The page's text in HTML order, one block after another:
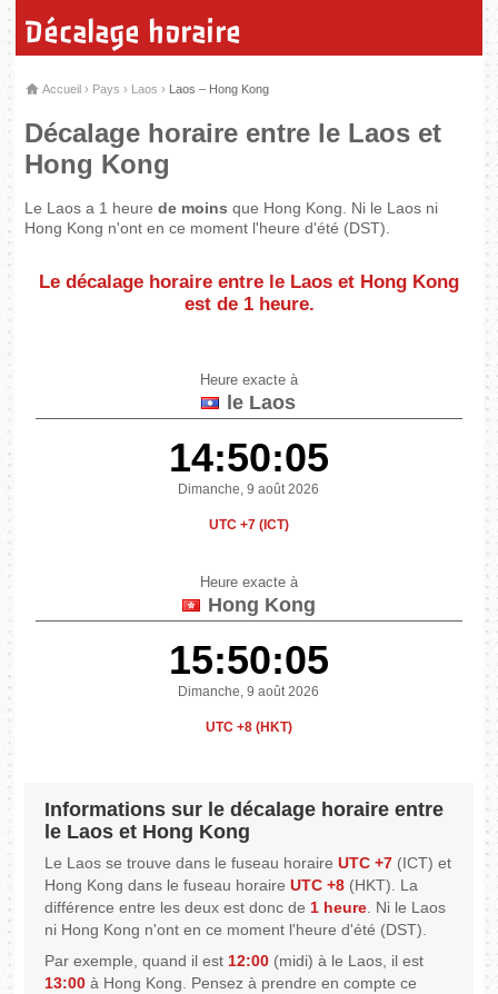
Décalage horaire
Accueil › Pays › Laos › Laos – Hong Kong
Décalage horaire entre le Laos et
Hong Kong
Le Laos a 1 heurede moins que Hong Kong. Ni le Laos ni
Hong Kong n'ont en ce moment l'heure d'été (DST).
Le décalage horaire entre le Laos et Hong Kong
est de 1 heure.
Heure exacte à
le Laos
14:50:05
Dimanche, 9 août 2026
UTC +7 (ICT)
Heure exacte à
Hong Kong
15:50:05
Dimanche, 9 août 2026
UTC +8 (HKT)
Informations sur le décalage horaire entre
le Laos et Hong Kong
Le Laos se trouve dans le fuseau horaireUTC +7 (ICT) et
Hong Kong dans le fuseau horaireUTC +8 (HKT). La
différence entre les deux est donc de1 heure. Ni le Laos
ni Hong Kong n'ont en ce moment l'heure d'été (DST).
Par exemple, quand il est12:00 (midi) à le Laos, il est
13:00 à Hong Kong. Pensez à prendre en compte ce